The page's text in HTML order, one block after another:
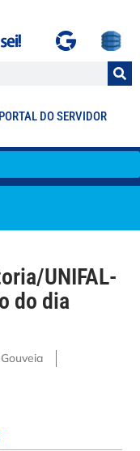
PORTAL DO SERVIDOR
UNIFAL-
do dia